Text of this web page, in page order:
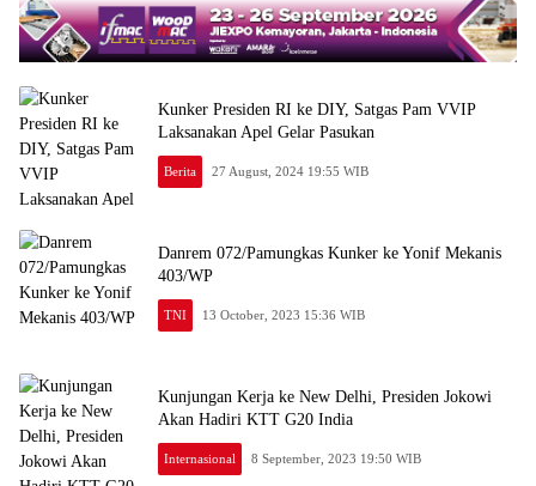
Kunker Presiden RI ke DIY, Satgas Pam VVIP
Laksanakan Apel Gelar Pasukan
Berita 27 August, 2024 19:55 WIB
Danrem 072/Pamungkas Kunker ke Yonif Mekanis
403/WP
TNI 13 October, 2023 15:36 WIB
Kunjungan Kerja ke New Delhi, Presiden Jokowi
Akan Hadiri KTT G20 India
Internasional 8 September, 2023 19:50 WIB